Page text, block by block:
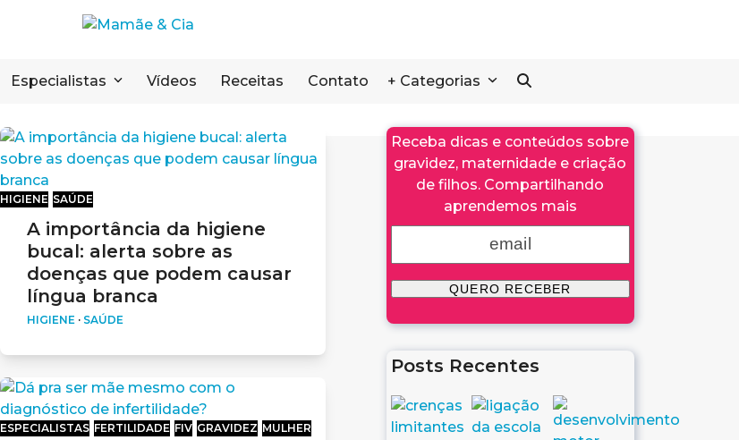
Especialistas Vídeos Receitas Contato + Categorias
HIGIENE SAÚDE
A importância da higiene
bucal: alerta sobre as
doenças que podem causar
língua branca
HIGIENE · SAÚDE
ESPECIALISTAS FERTILIDADE FIV GRAVIDEZ MULHER
Receba dicas e conteúdos sobre
gravidez, maternidade e criação
de filhos. Compartilhando
aprendemos mais
Posts Recentes